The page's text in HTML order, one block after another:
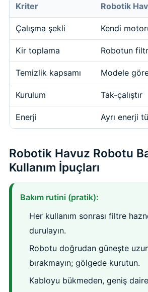
Kriter Robotik
Çalışma şekli Kendi
Kir toplama Robotun
Temizlik kapsamı Modele
Kurulum Tak-çalıştır
Enerji Ayrı enerji
Robotik Havuz Robotu
Kullanım İpuçları
Bakım rutini (pratik):
Her kullanım sonrası filtre
durulayın.
Robotu doğrudan güneşte
bırakmayın; gölgede kurutun.
Kabloyu bükmeden, geniş